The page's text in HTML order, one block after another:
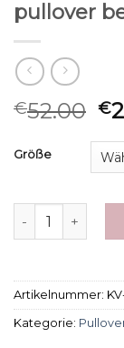
pullover
€52.00 €
Größe
pullover beige
Artikelnummer:
Kategorie: